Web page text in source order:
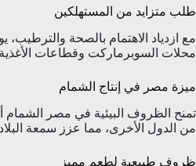
طلب متزايد من المستهلكين
مع ازدياد الاهتمام بالصحة
محلات السوبرماركت وقطاعات الأغذية
ميزة مصر في إنتاج الشمام
تمنح الظروف البيئية في مصر الشمام
من الدول الأخرى، مما عزز سمعة
ظروف طبيعية لطعم مميز